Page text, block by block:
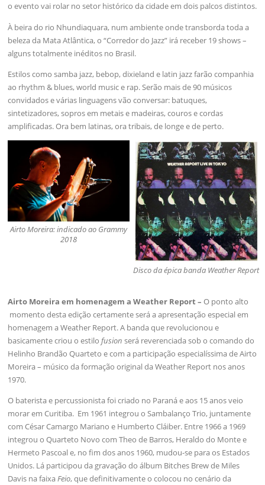
o evento vai rolar no setor histórico da cidade em dois palcos distintos.
À beira do rio Nhundiaquara, num ambiente onde transborda toda a
beleza da Mata Atlântica, o “Corredor do Jazz” irá receber 19 shows –
alguns totalmente inéditos no Brasil.
Estilos como samba jazz, bebop, dixieland e latin jazz farão companhia
ao rhythm & blues, world music e rap. Serão mais de 90 músicos
convidados e várias linguagens vão conversar: batuques,
sintetizadores, sopros em metais e madeiras, couros e cordas
amplificadas. Ora bem latinas, ora tribais, de longe e de perto.
Airto Moreira: indicado ao Grammy
2018
Disco da épica banda Weather Report
Airto Moreira em homenagem a Weather Report –O ponto alto
momento desta edição certamente será a apresentação especial em
homenagem a Weather Report. A banda que revolucionou e
basicamente criou o estilo fusion será reverenciada sob o comando do
Helinho Brandão Quarteto e com a participação especialíssima de Airto
Moreira – músico da formação original da Weather Report nos anos
1970.
O baterista e percussionista foi criado no Paraná e aos 15 anos veio
morar em Curitiba. Em 1961 integrou o Sambalanço Trio, juntamente
com César Camargo Mariano e Humberto Cláiber. Entre 1966 a 1969
integrou o Quarteto Novo com Theo de Barros, Heraldo do Monte e
Hermeto Pascoal e, no fim dos anos 1960, mudou-se para os Estados
Unidos. Lá participou da gravação do álbum Bitches Brew de Miles
Davis na faixaFeio, que definitivamente o colocou no cenário da